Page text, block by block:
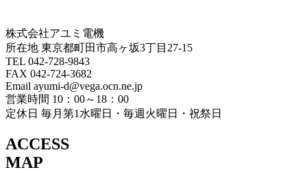
株式会社アユミ電機
所在地 東京都町田市高ヶ坂3丁目27‐15
TEL 042-728-9843
FAX 042-724-3682
Email ayumi-d@vega.ocn.ne.jp
営業時間 10：00～18：00
定休日 毎月第1水曜日・毎週火曜日・祝祭日
ACCESS
MAP